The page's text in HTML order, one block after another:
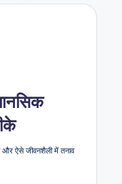
और ऐसे जीवनशैली में तनाव